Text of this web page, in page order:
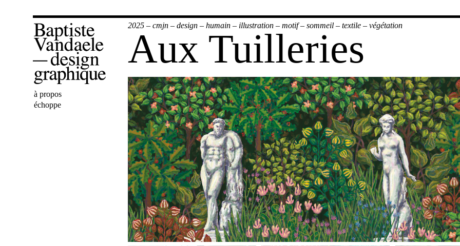
Baptiste
Bienvenue
à propos
échoppe
2025 – cmjn – design – humain – illustration – motif– sommeil – textile – végétation
Aux Tuilleries